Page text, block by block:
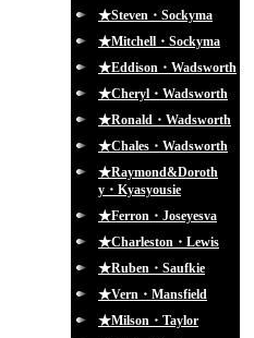
★Steven・Sockyma
★Mitchell・Sockyma
★Eddison・Wadsworth
★Cheryl・Wadsworth
★Ronald・Wadsworth
★Chales・Wadsworth
★Raymond&Doroth
y・Kyasyousie
★Ferron・Joseyesva
★Charleston・Lewis
★Ruben・Saufkie
★Vern・Mansfield
★Milson・Taylor